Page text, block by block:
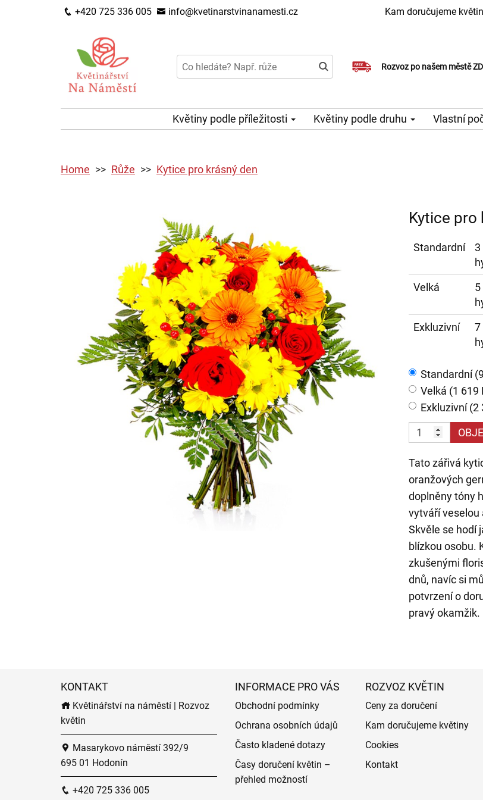
+420 725 336 005 info@kvetinarstvinanamesti.cz Kam doručujeme
Rozvoz po našem městě
Doručujeme již v den
Možný výběr času a dne
Květiny podle příležitosti Květiny podle druhu Vlastní
Home Růže Kytice pro krásný den
Kytice pro
Standardní
Velká
Exkluzivní
7
Standardní
Velká (1 619
Exkluzivní (2
Tato zářivá
oranžových
doplněny tóny
vytváří veselou
Skvěle se hodí
blízkou osobu.
zkušenými
dnů, navíc si
potvrzení o
pravý okamžik.
KONTAKT
Květinářství na náměstí | Rozvoz
květin
Masarykovo náměstí 392/9
695 01 Hodonín
+420 725 336 005
INFORMACE PRO VÁS
Obchodní podmínky
Ochrana osobních údajů
Často kladené dotazy
Časy doručení květin –
přehled možností
ROZVOZ KVĚTIN
Ceny za doručení
Kam doručujeme květiny
Cookies
Kontakt